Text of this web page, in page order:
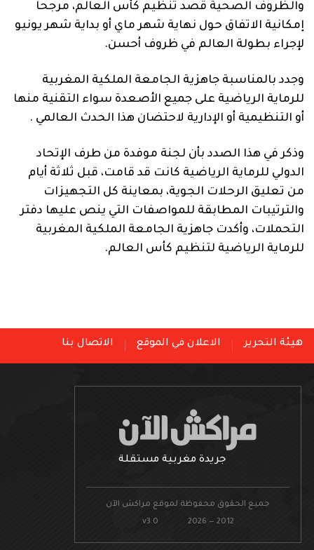
والظروف الصحية قصد تنظيم كأس العالم، مرجحا
إمكانية الاتفاق حول نهاية شهر ماي أو بداية شهر يونيو
لإجراء بطولة العالم في ظروف أحسن.
وجدد بالمناسبة جاهزية الجامعة الملكية المغربية
للرماية الرياضية على جميع الأصعدة سواء التقنية منها
أو التنظيمية أو الإدارية لاحتضان هذا الحدث العالمي .
وذكر في هذا الصدد بأن لجنة موفدة من طرف الإتحاد
الدولي للرماية الرياضية كانت قد قامت، قبل ثلاثة أيام
من تعليق الرحلات الجوية، بمعاينة كل التجهيزات
والترتيبات المطابقة للمواصفات التي ينص عليها دفتر
التحملات، وأكدت جاهزية الجامعة الملكية المغربية
للرماية الرياضية لتنظيم كأس العالم.
هيئة التحرير الاعلان في الموقع الاتصال بنا
جريدة مغربية مستقلة
جميع الحقوق محفوظة لموقع مراكش الآن
v3.0 2026 — 2012